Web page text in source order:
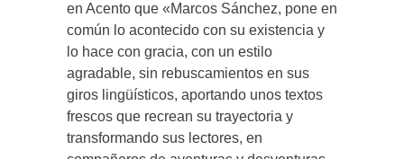
en Acento que «Marcos Sánchez, pone en
común lo acontecido con su existencia y
lo hace con gracia, con un estilo
agradable, sin rebuscamientos en sus
giros lingüísticos, aportando unos textos
frescos que recrean su trayectoria y
transformando sus lectores, en